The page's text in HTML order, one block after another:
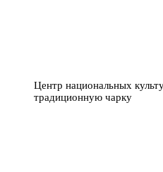
Центр национальных
традиционную чарку